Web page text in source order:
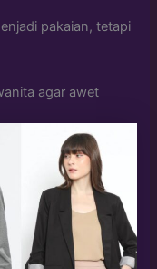
pakaian, tetapi
agar awet